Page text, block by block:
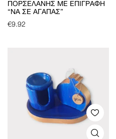
ΠΟΡΣΕΛΆΝΗΣ ΜΕ ΕΠΙΓΡΑΦΉ
“ΝΑ ΣΕ ΑΓΑΠΆΣ”
€9.92